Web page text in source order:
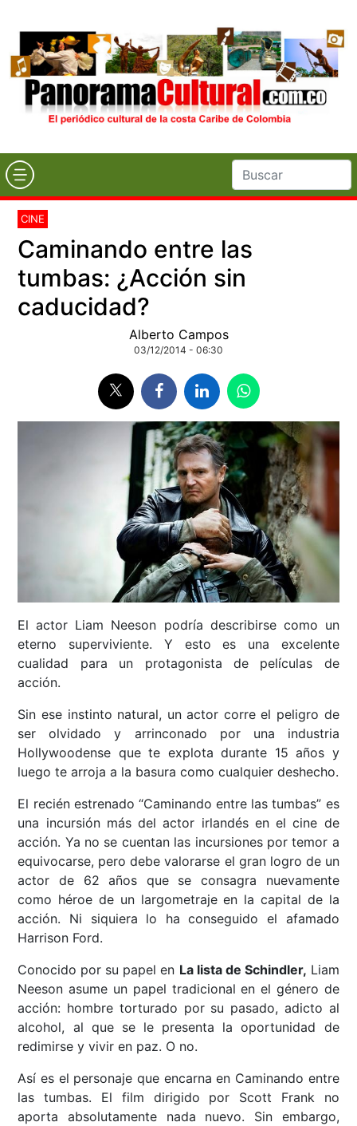
CINE
Caminando entre las
tumbas: ¿Acción sin
caducidad?
Alberto Campos
03/12/2014 - 06:30
El actor Liam Neeson podría describirse como un
eterno superviviente. Y esto es una excelente
cualidad para un protagonista de películas de
acción.
Sin ese instinto natural, un actor corre el peligro de
ser olvidado y arrinconado por una industria
Hollywoodense que te explota durante 15 años y
luego te arroja a la basura como cualquier deshecho.
El recién estrenado “Caminando entre las tumbas” es
una incursión más del actor irlandés en el cine de
acción. Ya no se cuentan las incursiones por temor a
equivocarse, pero debe valorarse el gran logro de un
actor de 62 años que se consagra nuevamente
como héroe de un largometraje en la capital de la
acción. Ni siquiera lo ha conseguido el afamado
Harrison Ford.
Conocido por su papel en La lista de Schindler, Liam
Neeson asume un papel tradicional en el género de
acción: hombre torturado por su pasado, adicto al
alcohol, al que se le presenta la oportunidad de
redimirse y vivir en paz. O no.
Así es el personaje que encarna en Caminando entre
las tumbas. El film dirigido por Scott Frank no
aporta absolutamente nada nuevo. Sin embargo,